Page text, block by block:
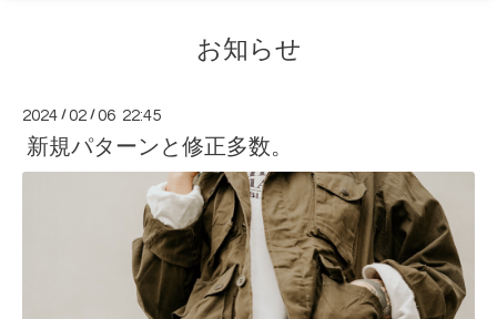
お知らせ
2024 /02 /06 22:45
新規パターンと修正多数。